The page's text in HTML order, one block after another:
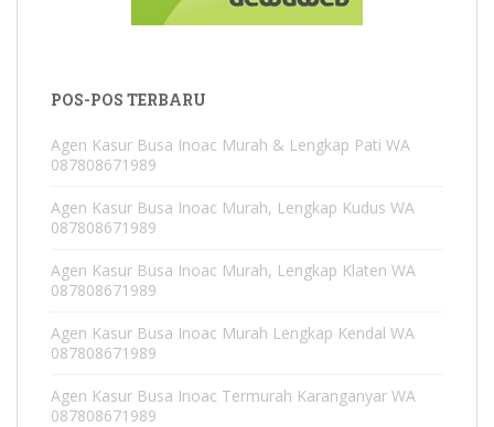
POS-POS TERBARU
Agen Kasur Busa Inoac Murah & Lengkap Pati WA
087808671989
Agen Kasur Busa Inoac Murah, Lengkap Kudus WA
087808671989
Agen Kasur Busa Inoac Murah, Lengkap Klaten WA
087808671989
Agen Kasur Busa Inoac Murah Lengkap Kendal WA
087808671989
Agen Kasur Busa Inoac Termurah Karanganyar WA
087808671989